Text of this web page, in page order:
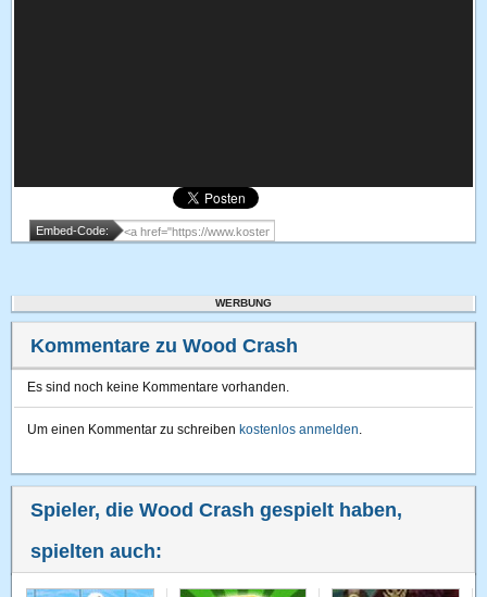
Embed-Code:
WERBUNG
Kommentare zu Wood Crash
Es sind noch keine Kommentare vorhanden.
Um einen Kommentar zu schreiben kostenlos anmelden.
Spieler, die Wood Crash gespielt haben,
spielten auch: